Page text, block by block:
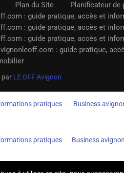
Plan du Site
Planificateur de
: guide pratique, accès et
: guide pratique, accès et
: guide pratique, accès et
: guide pratique,
par LE OFF Avignon
pratiques
Business
pratiques
Business